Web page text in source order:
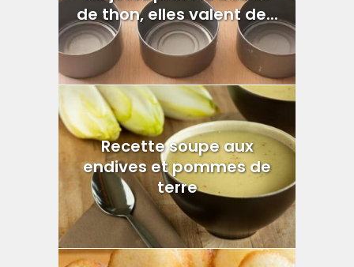
de thon, elles valent de...
Recette soupe aux
endives et pommes de
terre